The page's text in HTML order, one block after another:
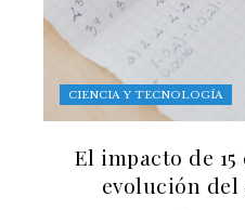
CIENCIA Y TECNOLOGÍA
El impacto de
evolución